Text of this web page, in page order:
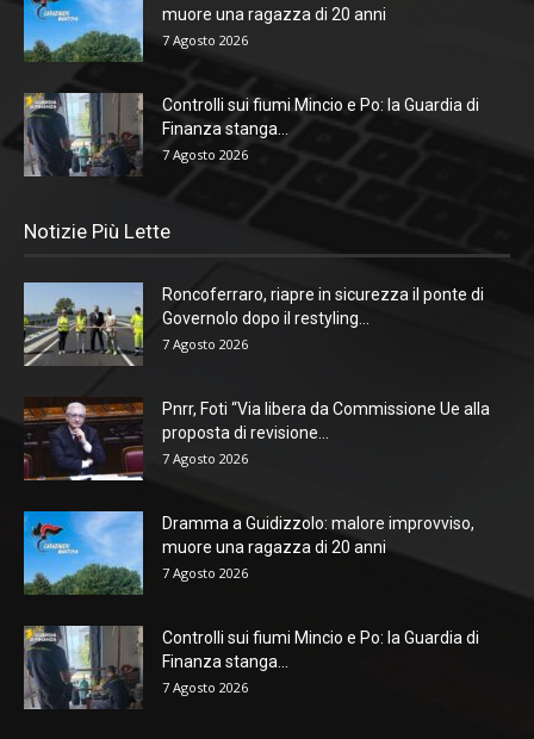
muore una ragazza di 20 anni
7 Agosto 2026
Controlli sui fiumi Mincio e Po: la Guardia di
Finanza stanga...
7 Agosto 2026
Notizie Più Lette
Roncoferraro, riapre in sicurezza il ponte di
Governolo dopo il restyling...
7 Agosto 2026
Pnrr, Foti “Via libera da Commissione Ue alla
proposta di revisione...
7 Agosto 2026
Dramma a Guidizzolo: malore improvviso,
muore una ragazza di 20 anni
7 Agosto 2026
Controlli sui fiumi Mincio e Po: la Guardia di
Finanza stanga...
7 Agosto 2026